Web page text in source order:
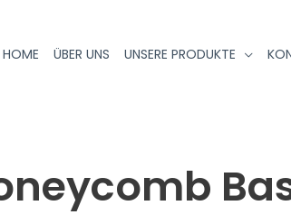
HOME ÜBER UNS UNSERE PRODUKTE